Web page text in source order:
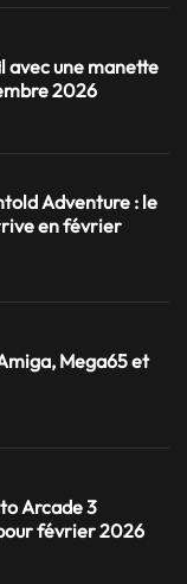
avec une manette
2026
Adventure : le
en février
Mega65 et
Arcade 3
février 2026